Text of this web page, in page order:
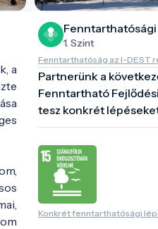
a
1. Szint
Fenntarthatóság az I-DEST
Partnerünk a
Fenntartható
tesz konkrét
Konkrét fenntarthatósági